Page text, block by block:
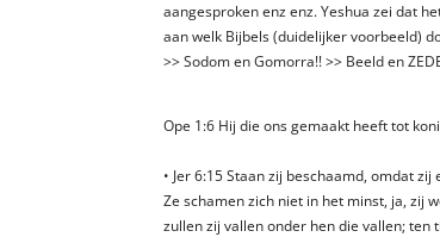
aangesproken enz enz. Yeshua zei dat
aan welk Bijbels (duidelijker voorbeeld)
>> Sodom en Gomorra!! >> Beeld en
Ope 1:6 Hij die ons gemaakt heeft tot
• Jer 6:15 Staan zij beschaamd, omdat
Ze schamen zich niet in het minst, ja, zij
zullen zij vallen onder hen die vallen; ten